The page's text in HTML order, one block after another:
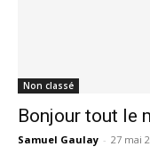
Non classé
Bonjour tout le
Samuel Gaulay - 27 mai